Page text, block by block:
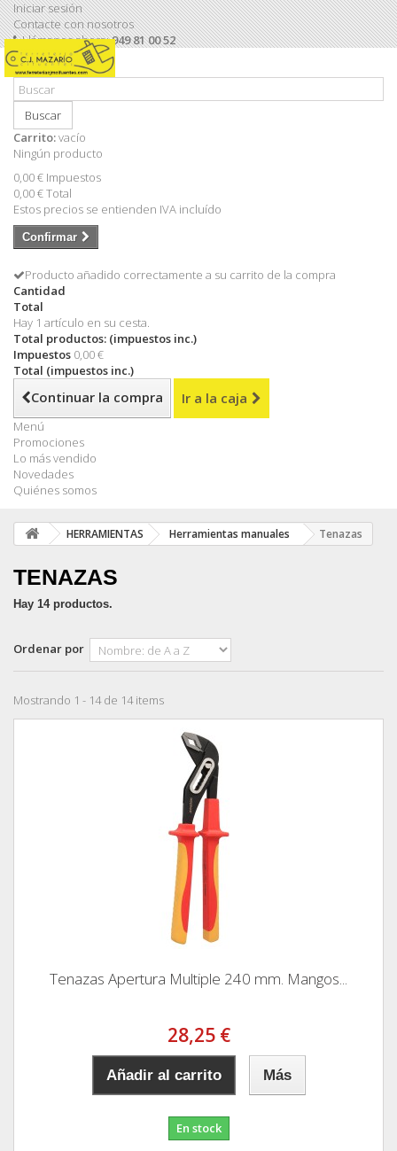
Iniciar sesión
Contacte con nosotros
Llámanos ahora:949 81 00 52
Buscar
Carrito:vacío
Ningún producto
0,00 € Impuestos
0,00 €Total
Estos precios se entienden IVA incluído
Confirmar
Producto añadido correctamente a su carrito de la compra
Cantidad
Total
Hay 1 artículo en su cesta.
Total productos: (impuestos inc.)
Impuestos 0,00 €
Total (impuestos inc.)
Continuar la compra Ir a la caja
Menú
Promociones
Lo más vendido
Novedades
Quiénes somos
HERRAMIENTAS Herramientas manuales Tenazas
TENAZAS
Hay 14 productos.
Ordenar por
Mostrando 1 - 14 de 14 items
Tenazas Apertura Multiple 240 mm. Mangos...
28,25 €
Añadir al carrito Más
En stock